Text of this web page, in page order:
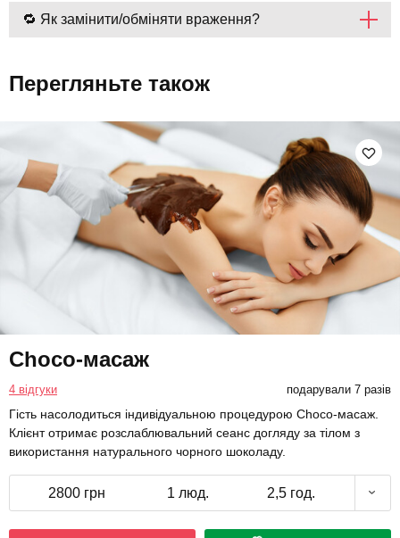
🔁 Як замінити/обміняти враження?
Перегляньте також
Choco-масаж
4 відгуки подарували 7 разів
Гість насолодиться індивідуальною процедурою Choco-масаж.
Клієнт отримає розслаблювальний сеанс догляду за тілом з
використання натурального чорного шоколаду.
2800 грн 1 люд. 2,5 год.